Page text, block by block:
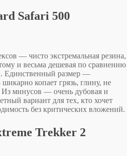
Safari 500
— чисто экстремальная резина,
и весьма дешевая по сравнению
Единственный размер —
копает грязь, глину, не
Из минусов — очень дубовая и
вариант для тех, кто хочет
без критических вложений.
Trekker 2